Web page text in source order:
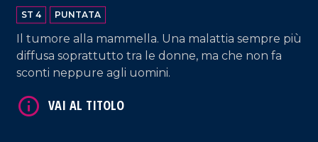
ST 4 PUNTATA
Il tumore alla mammella. Una malattia sempre più
diffusa soprattutto tra le donne, ma che non fa
sconti neppure agli uomini.
VAI AL TITOLO